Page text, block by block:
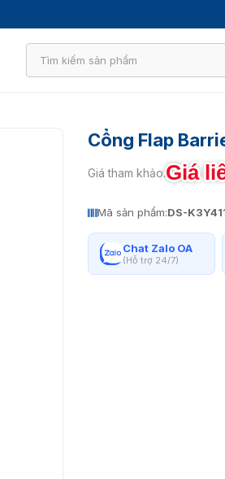
Cổng Flap
Giá tham khảo:Giá
Mã sản phẩm:DS-
Chat Zalo OA
(Hỗ trợ 24/7)